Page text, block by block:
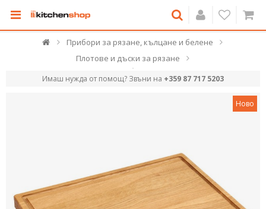
Прибори за рязане, кълцане и белене
Плотове и дъски за рязане
Имаш нужда от помощ? Звъни на +359 87 717 5203
Ново